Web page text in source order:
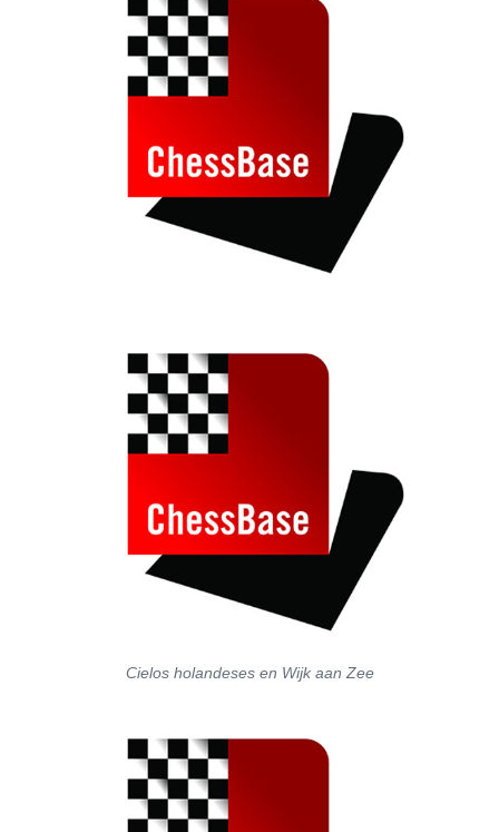
Cielos holandeses en Wijk aan Zee